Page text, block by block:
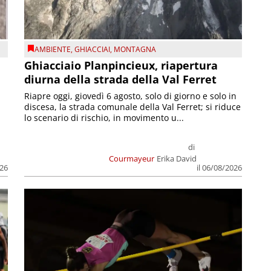
AMBIENTE,GHIACCIAI, MONTAGNA
Ghiacciaio Planpincieux, riapertura
diurna della strada della Val Ferret
Courmayeur
di
Erika David
il 06/08/2026
Riapre oggi, giovedì 6 agosto, solo di giorno e solo in
discesa, la strada comunale della Val Ferret; si riduce
lo scenario di rischio, in movimento u...